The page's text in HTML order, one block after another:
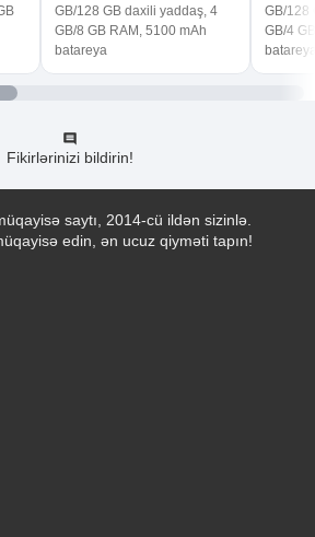
GB/128 GB daxili yaddaş, 4
GB/8 GB RAM, 5100 mAh
batareya
GB/128
GB/4
Fikirlərinizi bildirin!
saytı, 2014-cü ildən sizinlə.
edin, ən ucuz qiyməti tapın!